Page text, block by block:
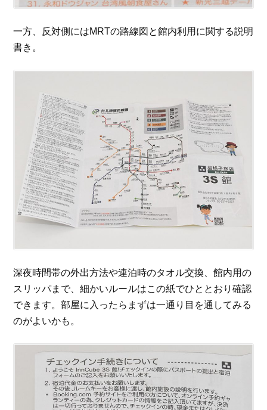
一方、反対側にはMRTの路線図と館内利用に関する説明
書き。
深夜時間帯の外出方法や連泊時のタオル交換、館内用の
スリッパまで、細かいルールはこの紙でひととおり確認
できます。部屋に入ったらまずは一通り目を通してみる
のがよいかも。